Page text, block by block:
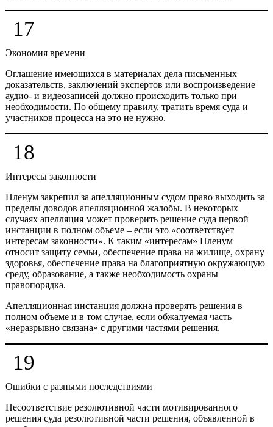
17
Экономия времени
Оглашение имеющихся в материалах дела письменных
доказательств, заключений экспертов или воспроизведение
аудио- и видеозаписей должно происходить только при
необходимости. По общему правилу, тратить время суда и
участников процесса на это не нужно.
18
Интересы законности
Пленум закрепил за апелляционным судом право выходить за
пределы доводов апелляционной жалобы. В некоторых
случаях апелляция может проверить решение суда первой
инстанции в полном объеме – если это «соответствует
интересам законности». К таким «интересам» Пленум
относит защиту семьи, обеспечение права на жилище, охрану
здоровья, обеспечение права на благоприятную окружающую
среду, образование, а также необходимость охраны
правопорядка.
Апелляционная инстанция должна проверять решения в
полном объеме и в том случае, если обжалуемая часть
«неразрывно связана» с другими частями решения.
19
Ошибки с разными последствиями
Несоответствие резолютивной части мотивированного
решения суда резолютивной части решения, объявленной в